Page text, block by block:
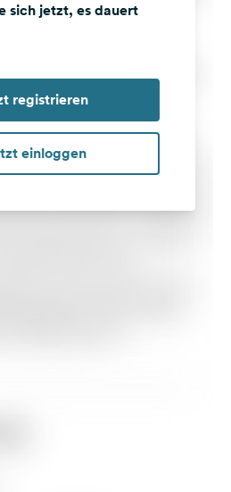
sich jetzt, es dauert
registrieren
einloggen